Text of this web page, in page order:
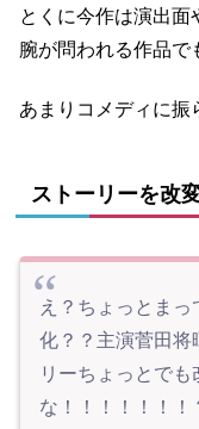
とくに今作は演出
腕が問われる作品で
あまりコメディに振
ストーリーを改
え？ちょっとま
化？？主演菅田将
リーちょっとで
な！！！！！！！